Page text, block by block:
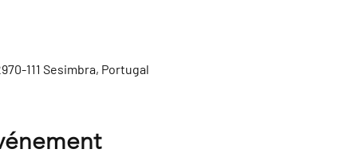
111 Sesimbra, Portugal